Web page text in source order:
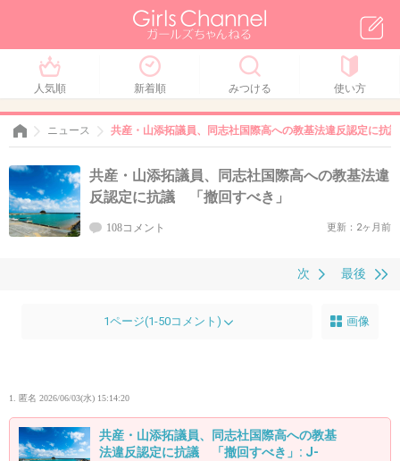
人気順 新着順 みつける 使い方
ニュース 共産・山添拓議員、同志社国際高への教基法違反認定に抗
共産・山添拓議員、同志社国際高への教基法違
反認定に抗議 「撤回すべき」
108コメント 更新：2ヶ月前
最後
次
1ページ(1-50コメント) 画像
1. 匿名 2026/06/03(水) 15:14:20
共産・山添拓議員、同志社国際高への教基
法違反認定に抗議 「撤回すべき」: J-